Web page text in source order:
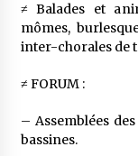
≠ Balades et
mômes,
inter-chorales de
≠ FORUM :
– Assemblées
bassines.